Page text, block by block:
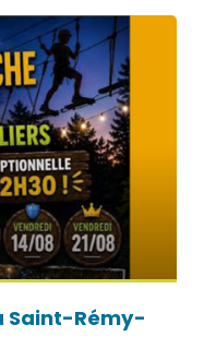
Saint-Rémy-